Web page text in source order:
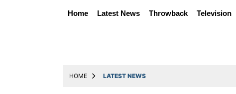
Home Latest News Throwback Television
HOME LATEST NEWS